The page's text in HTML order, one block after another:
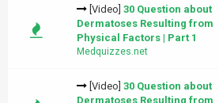
[Video] 30 Question about
Dermatoses Resulting from
Physical Factors | Part 1
Medquizzes.net
[Video] 30 Question about
Dermatoses Resulting from